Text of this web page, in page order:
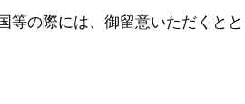
の際には、御留意いただくと